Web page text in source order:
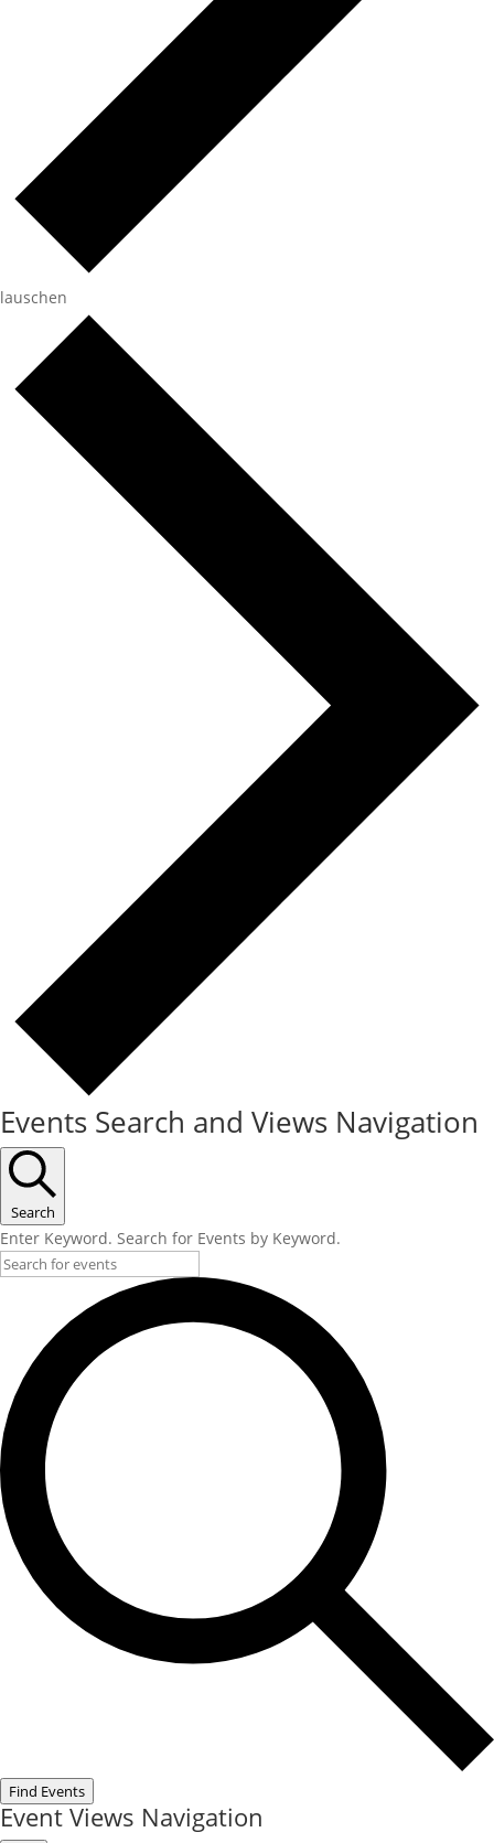
lauschen
Events Search and Views Navigation
Search
Enter Keyword. Search for Events by Keyword.
Find Events
Event Views Navigation